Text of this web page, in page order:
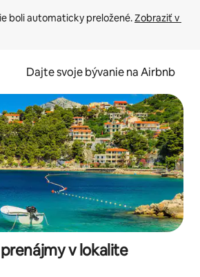
boli automaticky preložené. Zobraziť v
Dajte svoje bývanie na Airbnb
v lokalite